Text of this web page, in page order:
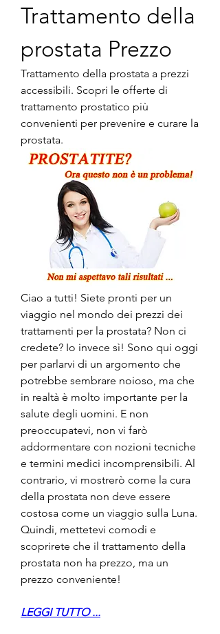
Trattamento della
prostata Prezzo
Trattamento della prostata a prezzi
accessibili. Scopri le offerte di
trattamento prostatico più
convenienti per prevenire e curare la
prostata.
Ciao a tutti! Siete pronti per un
viaggio nel mondo dei prezzi dei
trattamenti per la prostata? Non ci
credete? Io invece sì! Sono qui oggi
per parlarvi di un argomento che
potrebbe sembrare noioso, ma che
in realtà è molto importante per la
salute degli uomini. E non
preoccupatevi, non vi farò
addormentare con nozioni tecniche
e termini medici incomprensibili. Al
contrario, vi mostrerò come la cura
della prostata non deve essere
costosa come un viaggio sulla Luna.
Quindi, mettetevi comodi e
scoprirete che il trattamento della
prostata non ha prezzo, ma un
prezzo conveniente!
LEGGI TUTTO ...